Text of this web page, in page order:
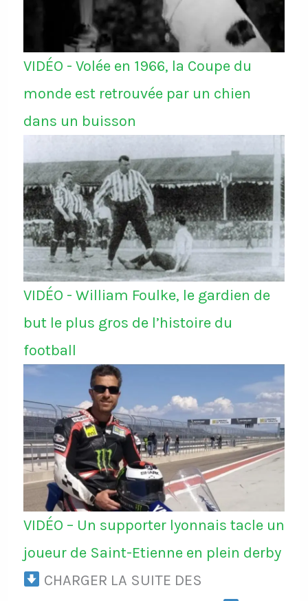
VIDÉO - Volée en 1966, la Coupe du
monde est retrouvée par un chien
dans un buisson
VIDÉO - William Foulke, le gardien de
but le plus gros de l’histoire du
football
VIDÉO – Un supporter lyonnais tacle un
joueur de Saint-Etienne en plein derby
CHARGER LA SUITE DES